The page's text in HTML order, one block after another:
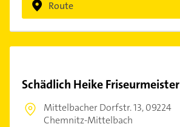
Route
Schädlich Heike Friseurmeister
Mittelbacher Dorfstr. 13,09224
Chemnitz-Mittelbach